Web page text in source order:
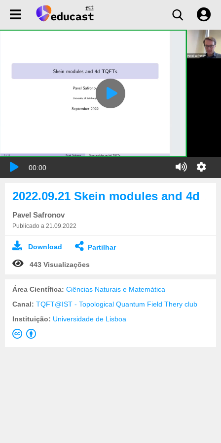
00:00
Pavel Safronov
Publicado a 21.09.2022
Download Partilhar
443 Visualizações
Área Científica: Ciências Naturais e Matemática
Canal: TQFT@IST - Topological Quantum Field Thery club
Instituição: Universidade de Lisboa